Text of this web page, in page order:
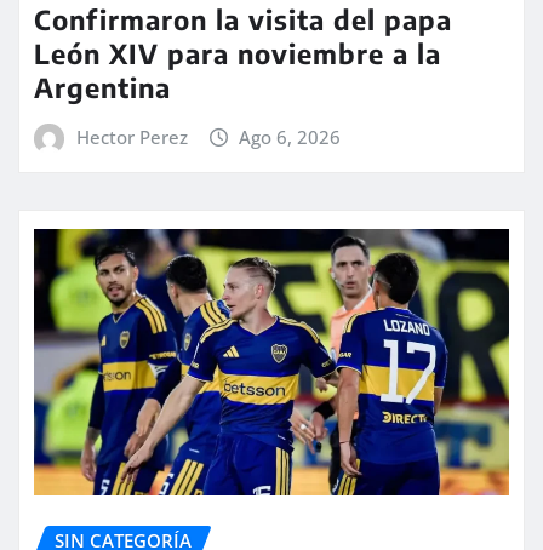
Confirmaron la visita del papa
León XIV para noviembre a la
Argentina
Hector Perez Ago 6, 2026
SIN CATEGORÍA